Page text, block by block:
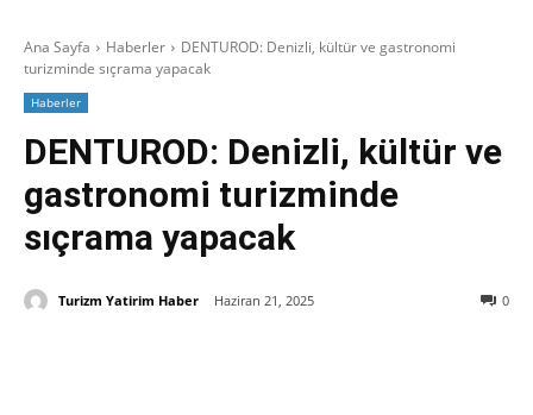
Ana Sayfa Haberler
DENTUROD: Denizli, kültür ve gastronomi
turizminde sıçrama yapacak
Haberler
DENTUROD: Denizli, kültür ve
gastronomi turizminde
sıçrama yapacak
0
Turizm Yatirim Haber Haziran 21, 2025